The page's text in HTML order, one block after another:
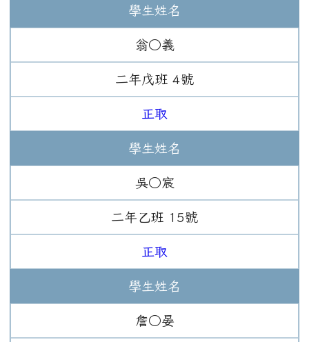
學生姓名
翁○義
二年 戊班 4號
正取
學生姓名
吳○宸
二年 乙班 15號
正取
學生姓名
詹○晏